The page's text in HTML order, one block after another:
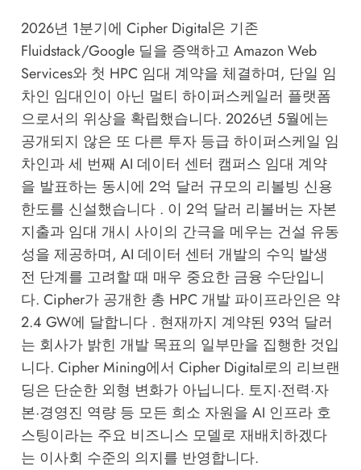
2026년 1분기에 Cipher Digital은 기존
Fluidstack/Google 딜을 증액하고 Amazon Web
Services와 첫 HPC 임대 계약을 체결하며, 단일 임
차인 임대인이 아닌 멀티 하이퍼스케일러 플랫폼
으로서의 위상을 확립했습니다. 2026년 5월에는
공개되지 않은 또 다른 투자 등급 하이퍼스케일 임
차인과 세 번째 AI 데이터 센터 캠퍼스 임대 계약
을 발표하는 동시에 2억 달러 규모의 리볼빙 신용
한도를 신설했습니다 . 이 2억 달러 리볼버는 자본
지출과 임대 개시 사이의 간극을 메우는 건설 유동
성을 제공하며, AI 데이터 센터 개발의 수익 발생
전 단계를 고려할 때 매우 중요한 금융 수단입니
다. Cipher가 공개한 총 HPC 개발 파이프라인은 약
2.4 GW에 달합니다 . 현재까지 계약된 93억 달러
는 회사가 밝힌 개발 목표의 일부만을 집행한 것입
니다. Cipher Mining에서 Cipher Digital로의 리브랜
딩은 단순한 외형 변화가 아닙니다. 토지·전력·자
본·경영진 역량 등 모든 희소 자원을 AI 인프라 호
스팅이라는 주요 비즈니스 모델로 재배치하겠다
는 이사회 수준의 의지를 반영합니다.